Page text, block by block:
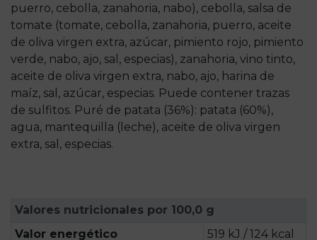
puerro, cebolla, zanahoria, nabo), cebolla, salsa de
tomate (tomate, cebolla, zanahoria, puerro, aceite
de oliva virgen extra, azúcar, pimiento rojo, pimiento
verde, nabo, ajo, sal, especias), zanahoria, vino tinto,
aceite de oliva virgen extra, nabo, ajo, harina de
maíz, sal, azúcar, especias. Puede contener trazas
de sulfitos. Puré de patata (36%): patata (60%),
agua, mantequilla (leche), aceite de oliva virgen
extra, sal, especias.
Valores nutricionales por 100,0 g
Valor energético
519 kJ / 124 kcal